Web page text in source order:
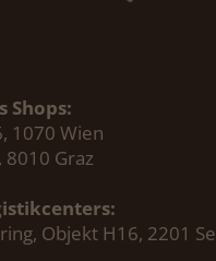
Shops:
1070 Wien
8010 Graz
Objekt H16, 2201